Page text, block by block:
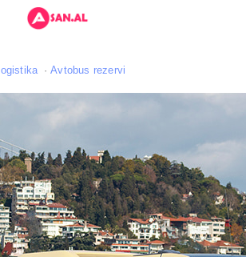
Avtobus rezervi